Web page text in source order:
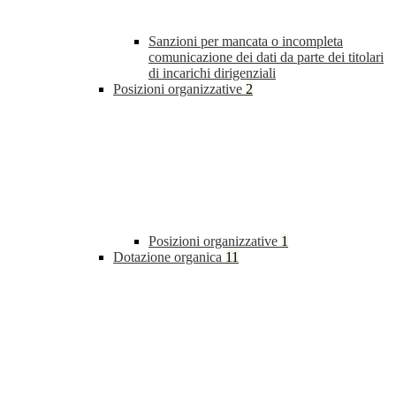
Sanzioni per mancata o incompleta
comunicazione dei dati da parte dei titolari
di incarichi dirigenziali
Posizioni organizzative 2
Posizioni organizzative 1
Dotazione organica 11